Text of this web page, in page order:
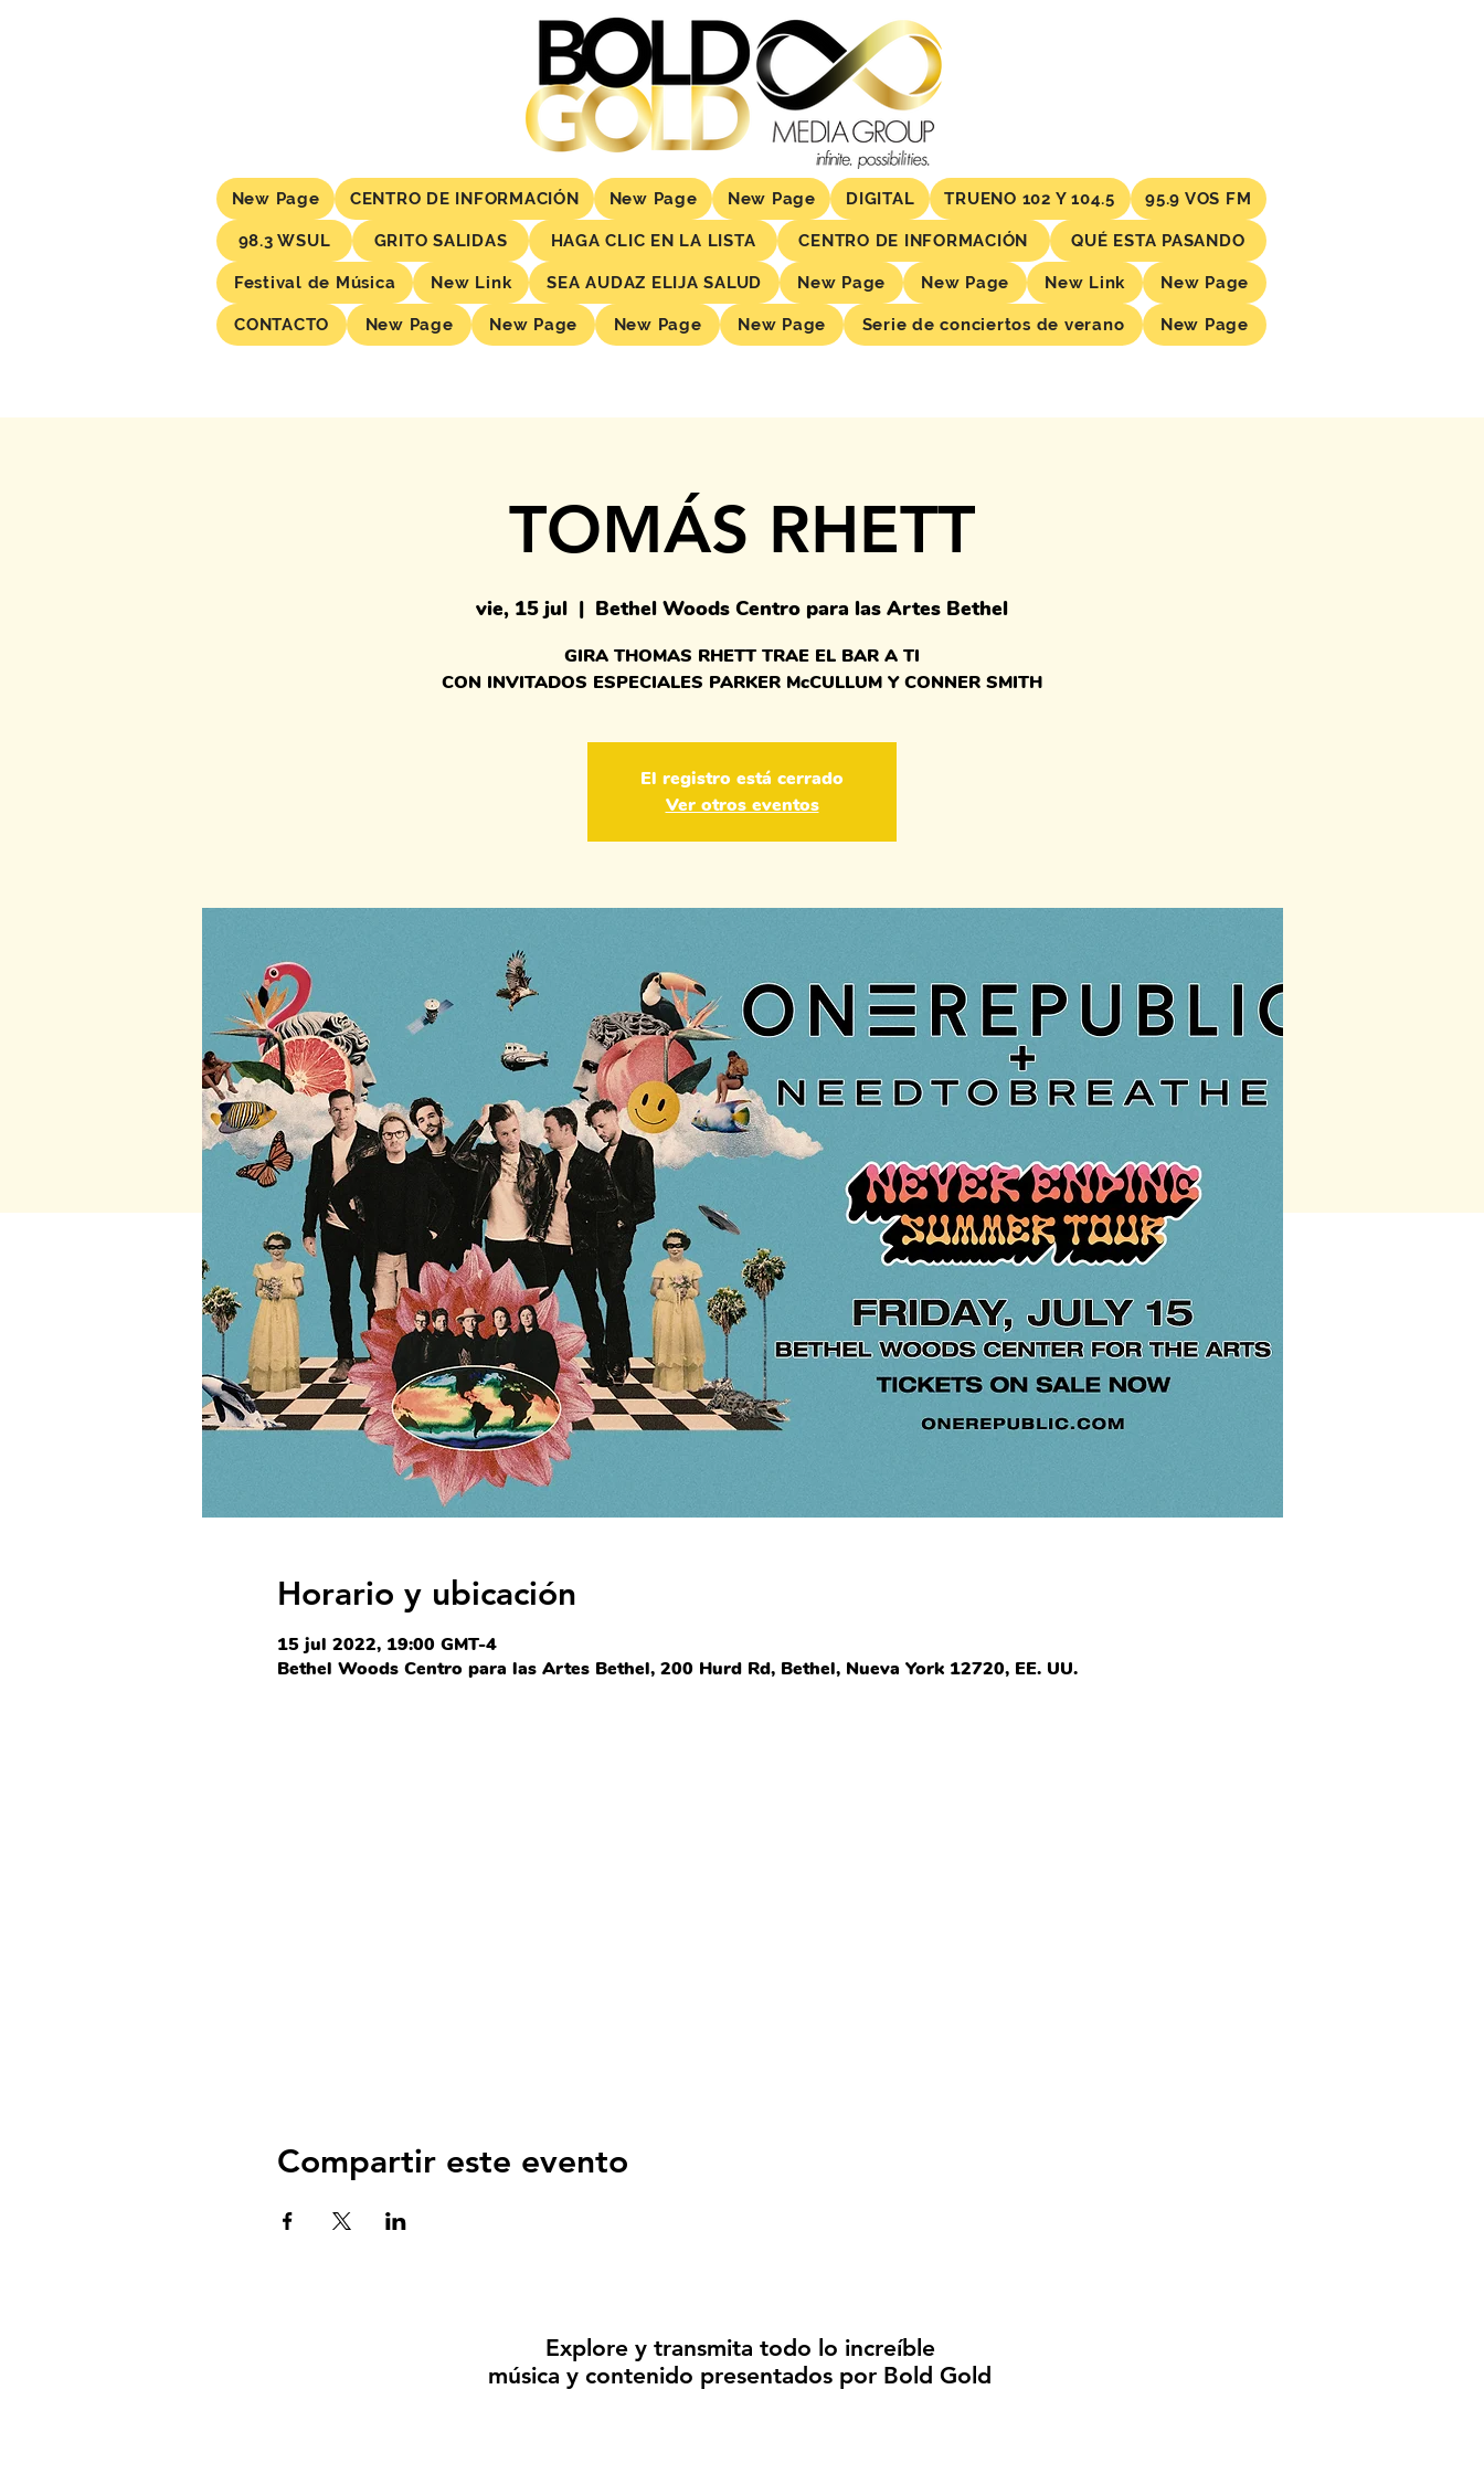
New Page CENTRO DE INFORMACIÓN New Page New Page DIGITAL TRUENO 102 Y 104.5 95.9 VOS FM
98.3 WSUL GRITO SALIDAS HAGA CLIC EN LA LISTA CENTRO DE INFORMACIÓN QUÉ ESTA PASANDO
Festival de Música New Link SEA AUDAZ ELIJA SALUD New Page New Page New Link New Page
CONTACTO New Page New Page New Page New Page Serie de conciertos de verano New Page
TOMÁS RHETT
vie, 15 jul
  |
Bethel Woods Centro para las Artes Bethel
GIRA THOMAS RHETT TRAE EL BAR A TI
CON INVITADOS ESPECIALES PARKER McCULLUM Y CONNER SMITH
El registro está cerrado
Ver otros eventos
Horario y ubicación
15 jul 2022, 19:00 GMT-4
Bethel Woods Centro para las Artes Bethel, 200 Hurd Rd, Bethel, Nueva York 12720, EE. UU.
Compartir este evento
Explore y transmita todo lo increíble
música y contenido presentados por Bold Gold